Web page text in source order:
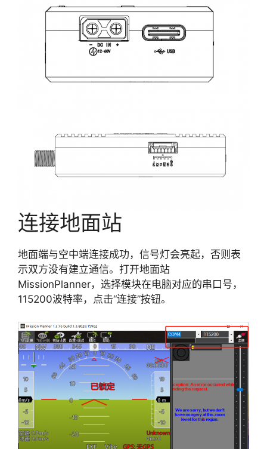
连接地面站
地面端与空中端连接成功，信号灯会亮起，否则表
示双方没有建立通信。打开地面站
MissionPlanner，选择模块在电脑对应的串口号，
115200波特率，点击“连接”按钮。